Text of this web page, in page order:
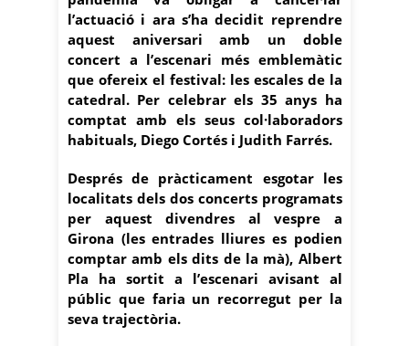
l’actuació i ara s’ha decidit reprendre
aquest aniversari amb un doble
concert a l’escenari més emblemàtic
que ofereix el festival: les escales de la
catedral. Per celebrar els 35 anys ha
comptat amb els seus col·laboradors
habituals, Diego Cortés i Judith Farrés.
Després de pràcticament esgotar les
localitats dels dos concerts programats
per aquest divendres al vespre a
Girona (les entrades lliures es podien
comptar amb els dits de la mà), Albert
Pla ha sortit a l’escenari avisant al
públic que faria un recorregut per la
seva trajectòria.